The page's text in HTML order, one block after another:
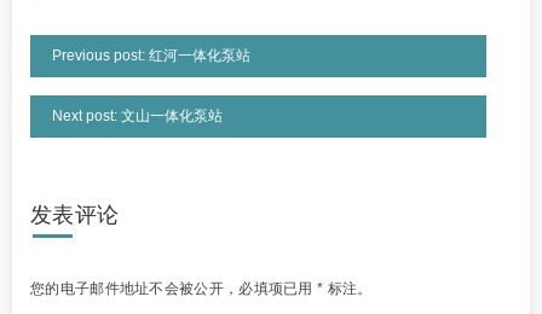
Previous post: 红河一体化泵站
Next post: 文山一体化泵站
发表评论
您的电子邮件地址不会被公开， 必填项已用* 标注。